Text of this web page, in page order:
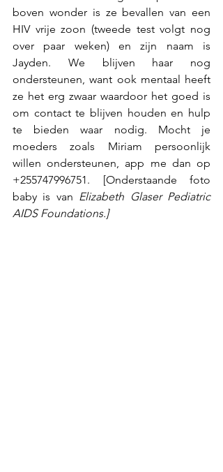
boven wonder is ze bevallen van een
HIV vrije zoon (tweede test volgt nog
over paar weken) en zijn naam is
Jayden. We blijven haar nog
ondersteunen, want ook mentaal heeft
ze het erg zwaar waardoor het goed is
om contact te blijven houden en hulp
te bieden waar nodig. Mocht je
moeders zoals Miriam persoonlijk
willen ondersteunen, app me dan op
+255747996751. [Onderstaande foto
baby is van Elizabeth Glaser Pediatric
AIDS Foundations.]